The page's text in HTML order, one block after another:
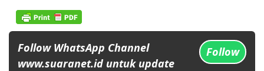
Follow WhatsApp Channel
www.suaranet.id untuk update
Follow